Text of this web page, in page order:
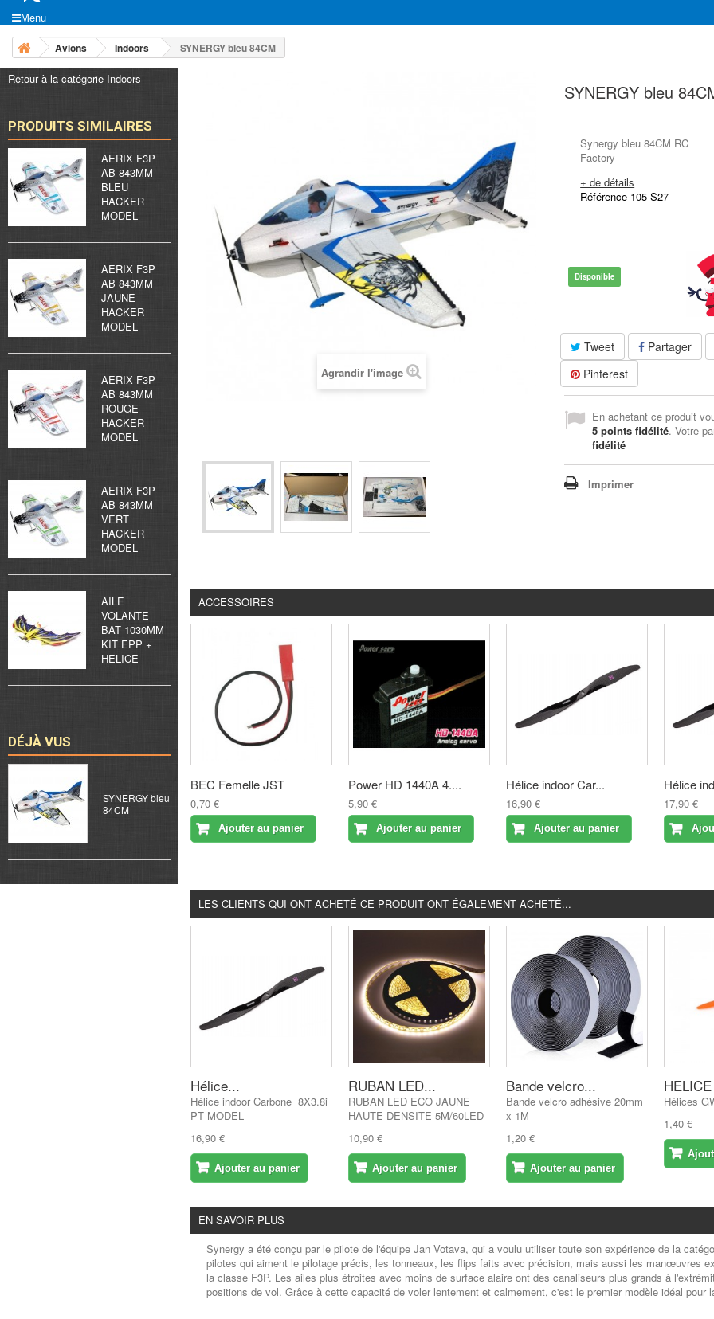
Menu
Avions Indoors SYNERGY bleu 84CM
Retour à la catégorie Indoors
PRODUITS SIMILAIRES
AERIX F3P
AB 843MM
BLEU
HACKER
MODEL
AERIX F3P
AB 843MM
JAUNE
HACKER
MODEL
AERIX F3P
AB 843MM
ROUGE
HACKER
MODEL
AERIX F3P
AB 843MM
VERT
HACKER
MODEL
AILE
VOLANTE
BAT 1030MM
KIT EPP +
HELICE
DÉJÀ VUS
SYNERGY bleu
84CM
Agrandir l'image
SYNERGY bleu
Synergy bleu 84CM RC
Factory
+ de détails
Référence 105-S27
Disponible
Tweet
Partager
Pinterest
En achetant ce produit
5 points fidélité. Votre
fidélité
Imprimer
ACCESSOIRES
BEC Femelle JST
0,70 €
Ajouter au panier
Power HD 1440A 4....
5,90 €
Ajouter au panier
Hélice indoor Car...
16,90 €
Ajouter au panier
Hélice
17,90 €
LES CLIENTS QUI ONT ACHETÉ CE PRODUIT ONT ÉGALEMENT ACHETÉ...
Hélice...
Hélice indoor Carbone 8X3.8i
PT MODEL
16,90 €
Ajouter au panier
RUBAN LED...
RUBAN LED ECO JAUNE
HAUTE DENSITE 5M/60LED
10,90 €
Ajouter au panier
Bande velcro...
Bande velcro adhésive 20mm
x 1M
1,20 €
Ajouter au panier
Hélices
1,40 €
EN SAVOIR PLUS
Synergy a été conçu par le pilote de l'équipe Jan Votava, qui a voulu utiliser toute son expérience de la
pilotes qui aiment le pilotage précis, les tonneaux, les flips faits avec précision, mais aussi les manœuvres
la classe F3P. Les ailes plus étroites avec moins de surface alaire ont des canaliseurs plus grands à
positions de vol. Grâce à cette capacité de voler lentement et calmement, c'est le premier modèle idéal